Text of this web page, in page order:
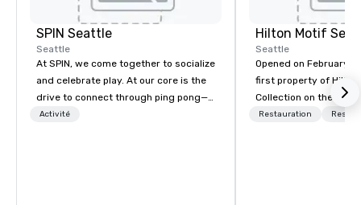
SPIN Seattle
Seattle
At SPIN, we come together to socialize
and celebrate play. At our core is the
drive to connect through ping pong—a
game that transcends age, gender,
Activité
Hilton Motif
Seattle
Opened on February
first property of
Collection on the
in the historic
Restauration